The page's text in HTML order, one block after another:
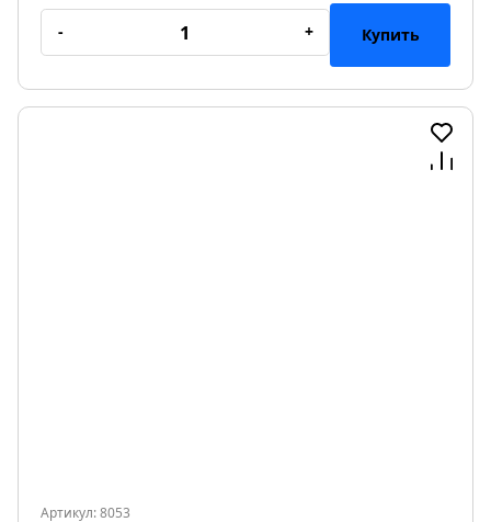
- + Купить
Артикул: 8053